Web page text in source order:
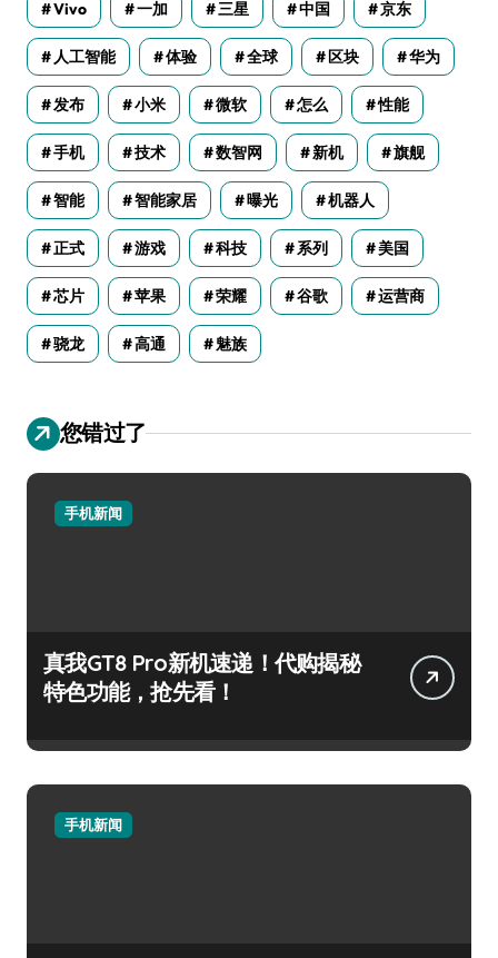
Vivo 一加 三星 中国 京东
人工智能 体验 全球 区块 华为
发布 小米 微软 怎么 性能
手机 技术 数智网 新机 旗舰
智能 智能家居 曝光 机器人
正式 游戏 科技 系列 美国
芯片 苹果 荣耀 谷歌 运营商
骁龙 高通 魅族
您错过了
手机新闻
真我GT8 Pro新机速递！代购揭秘
特色功能，抢先看！
手机新闻